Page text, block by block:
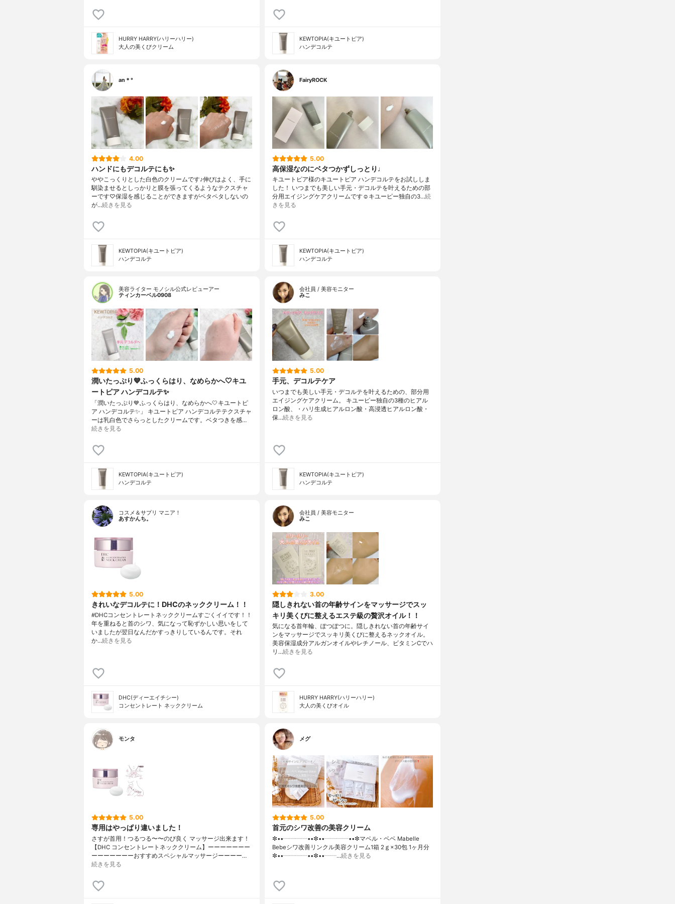
HURRY HARRY(ハリーハリー)
大人の美くびクリーム
KEWTOPIA(キユートピア)
ハンデコルテ
an＊°
4.00
ハンドにもデコルテにも✨
ややこっくりとした白色のクリームです♪伸びはよく、手に
馴染ませるとしっかりと膜を張ってくるようなテクスチャ
ーです♡保湿を感じることができますがペタペタしないの
が…続きを見る
KEWTOPIA(キユートピア)
ハンデコルテ
FairyROCK
5.00
高保湿なのにベタつかずしっとり♩
キユートピア様のキユートピア ハンデコルテをお試ししま
した！ いつまでも美しい手元・デコルテを叶えるための部
分用エイジングケアクリームです☺︎キユーピー独自の3…続
きを見る
KEWTOPIA(キユートピア)
ハンデコルテ
美容ライター モノシル公式レビューアー
ティンカーベル0908
5.00
潤いたっぷり💙ふっくらはり、なめらかへ🤍キユ
ートピア ハンデコルテ✨
「潤いたっぷり💙ふっくらはり、なめらかへ🤍キユートピ
ア ハンデコルテ✨」 キユートピア ハンデコルテテクスチャ
ーは乳白色でさらっとしたクリームです。ベタつきを感…
続きを見る
KEWTOPIA(キユートピア)
ハンデコルテ
会社員 / 美容モニター
みこ
5.00
手元、デコルテケア
いつまでも美しい手元・デコルテを叶えるための、部分用
エイジングケアクリーム。 キユーピー独自の3種のヒアル
ロン酸、・ハリ生成ヒアルロン酸・高浸透ヒアルロン酸・
保…続きを見る
KEWTOPIA(キユートピア)
ハンデコルテ
コスメ＆サプリ マニア！
あすかんち。
5.00
きれいなデコルテに！DHCのネッククリーム！！
#DHCコンセントレートネッククリームすごくイイです！！
年を重ねると首のシワ、気になって恥ずかしい思いをして
いましたが翌日なんだかすっきりしているんです。それ
か…続きを見る
DHC(ディーエイチシー)
コンセントレート ネッククリーム
会社員 / 美容モニター
みこ
3.00
隠しきれない首の年齢サインをマッサージでスッ
キリ美くびに整えるエステ級の贅沢オイル！！
気になる首年輪、ぽつぽつに。隠しきれない首の年齢サイ
ンをマッサージでスッキリ美くびに整えるネックオイル。
美容保湿成分アルガンオイルやレチノール、ビタミンCでハ
リ…続きを見る
HURRY HARRY(ハリーハリー)
大人の美くびオイル
モンタ
5.00
専用はやっぱり違いました！
さすが首用！つるつる〜〜のび良く マッサージ出来ます！
【DHC コンセントレートネッククリーム】ーーーーーーー
ーーーーーーーおすすめスペシャルマッサージーーーー…
続きを見る
メグ
5.00
首元のシワ改善の美容クリーム
✼••┈┈┈┈••✼••┈┈┈┈••✼マベル・ベベ Mabelle
Bebeシワ改善リンクル美容クリーム1箱 2ｇ×30包 1ヶ月分
✼••┈┈┈┈••✼••┈┈…続きを見る